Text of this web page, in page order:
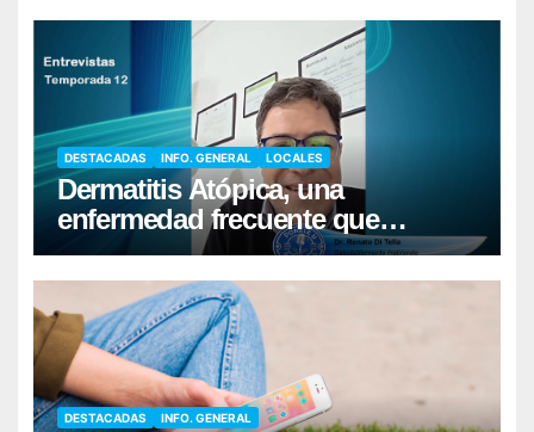
DESTACADAS INFO. GENERAL LOCALES
Dermatitis Atópica, una
enfermedad frecuente que
requiere cuidados diarios de la
piel
DESTACADAS INFO. GENERAL